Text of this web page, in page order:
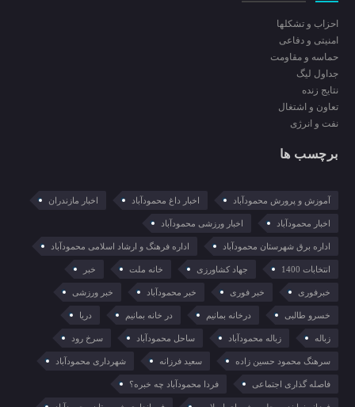
احزاب و تشکلها
امنیتی و دفاعی
حماسه و مقاومت
جداول لیگ
نتایج زنده
تعاون و اشتغال
نفت و انرژی
برچسب ها
آموزش و پرورش محمودآباد اخبار داغ محمودآباد اخبار مازندران
اخبار محمودآباد اخبار ورزشی محمودآباد
اداره برق شهرستان محمودآباد اداره فرهنگ و ارشاد اسلامی محمودآباد
انتخابات 1400 جهاد کشاورزی خانه ملت خبر
خبرفوری خبر فوری خبر محمودآباد خبر ورزشی
خسرو طالبی درخانه بمانیم در خانه بمانیم دریا
زباله زباله محمودآباد ساحل محمودآباد سرخ رود
سرهنگ محمود حسین زاده سعید فرزانه شهرداری محمودآباد
فاصله گذاری اجتماعی فردا محمودآباد چه خبره؟